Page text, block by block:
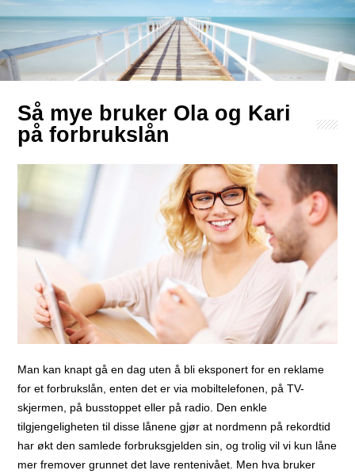
Så mye bruker Ola og Kari
på forbrukslån
Man kan knapt gå en dag uten å bli eksponert for en reklame
for et forbrukslån, enten det er via mobiltelefonen, på TV-
skjermen, på busstoppet eller på radio. Den enkle
tilgjengeligheten til disse lånene gjør at nordmenn på rekordtid
har økt den samlede forbruksgjelden sin, og trolig vil vi kun låne
mer fremover grunnet det lave rentenivået. Men hva bruker